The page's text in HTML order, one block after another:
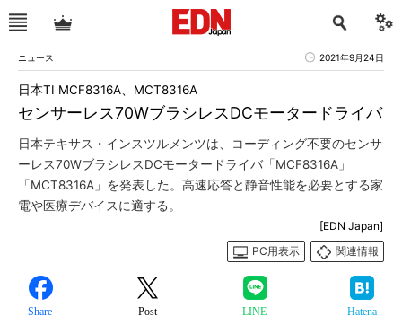
ニュース 2021年9月24日
センサーレス70WブラシレスDCモータードライバ
日本TI MCF8316A、MCT8316A
日本テキサス・インスツルメンツは、コーディング不要のセンサ
ーレス70WブラシレスDCモータードライバ「MCF8316A」
「MCT8316A」を発表した。高速応答と静音性能を必要とする家
電や医療デバイスに適する。
[EDN Japan]
PC用表示
関連情報
Share Post LINE Hatena